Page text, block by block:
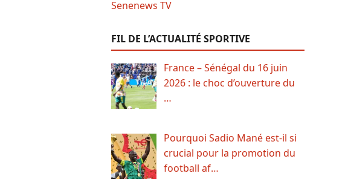
FIL DE L’ACTUALITÉ SPORTIVE
France – Sénégal du 16 juin
2026 : le choc d’ouverture du
…
Pourquoi Sadio Mané est-il si
crucial pour la promotion du
football af…